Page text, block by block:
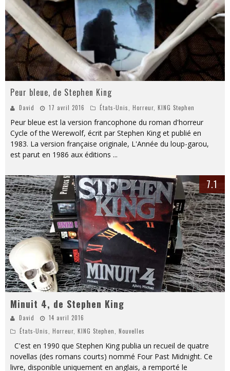
Peur bleue, de Stephen King
David 17 avril 2016 États-Unis Horreur KING Stephen
Peur bleue est la version francophone du roman d'horreur
Cycle of the Werewolf, écrit par Stephen King et publié en
1983. La version française originale, L'Année du loup-garou,
est parut en 1986 aux éditions ...
7.1
Minuit 4, de Stephen King
David
14 avril 2016
États-Unis
Horreur KING Stephen Nouvelle‎s
C'est en 1990 que Stephen King publia un recueil de quatre
novellas (des romans courts) nommé Four Past Midnight. Ce
livre, disponible uniquement en anglais, a remporté le